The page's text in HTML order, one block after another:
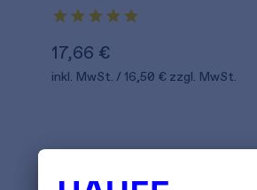
17,66 €
inkl. MwSt. 16,50 € zzgl. MwSt.